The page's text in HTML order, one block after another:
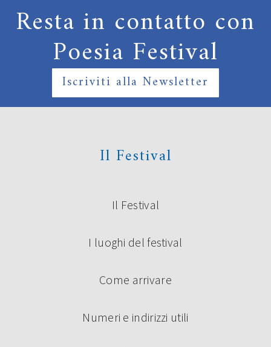
Resta in contatto con
Poesia Festival
Iscriviti alla Newsletter
Il Festival
Il Festival
I luoghi del festival
Come arrivare
Numeri e indirizzi utili